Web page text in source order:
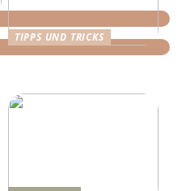
TIPPS UND TRICKS